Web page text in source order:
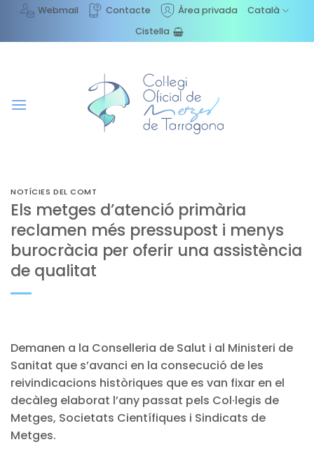
content
Webmail Contacte Àrea privada
Català
Cistella
NOTÍCIES DEL COMT
Els metges d’atenció primària
reclamen més pressupost i menys
burocràcia per oferir una assistència
de qualitat
Demanen a la Conselleria de Salut i al Ministeri de
Sanitat que s’avanci en la consecució de les
reivindicacions històriques que es van fixar en el
decàleg elaborat l’any passat pels Col·legis de
Metges, Societats Científiques i Sindicats de
Metges.